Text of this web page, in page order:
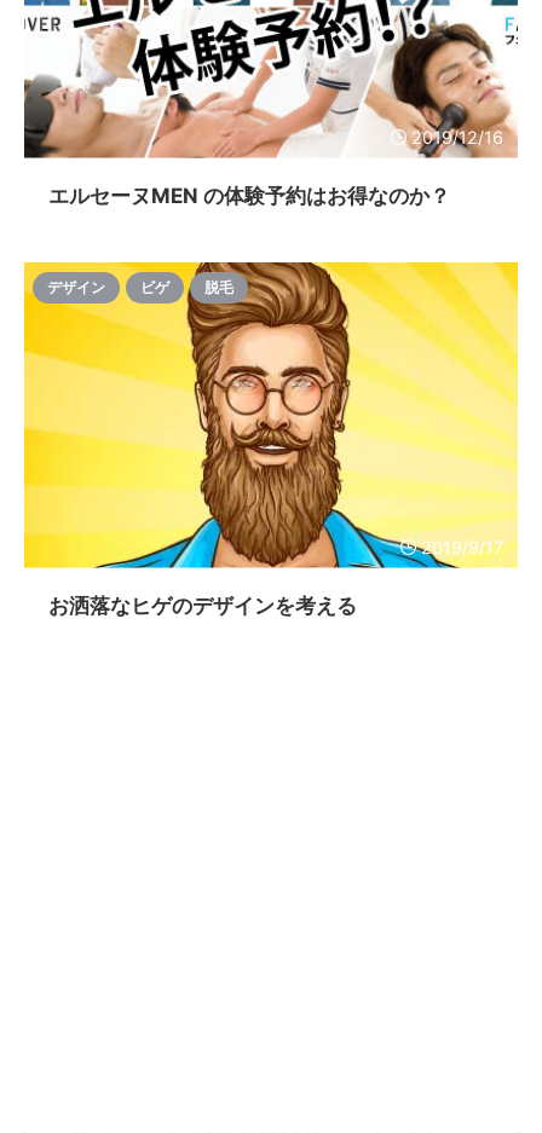
2019/12/16
エルセーヌMEN の体験予約はお得なのか？
2019/9/17
デザイン ビゲ 脱毛
お洒落なヒゲのデザインを考える